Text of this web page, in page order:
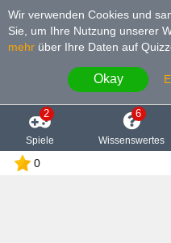
Wir verwenden Cookies und
Sie, um Ihre Nutzung unserer
mehr über Ihre Daten auf
Okay
2
Spiele
6
Wissenswertes
0